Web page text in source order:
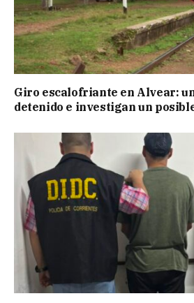
Giro escalofriante en Alvear:
detenido e investigan un